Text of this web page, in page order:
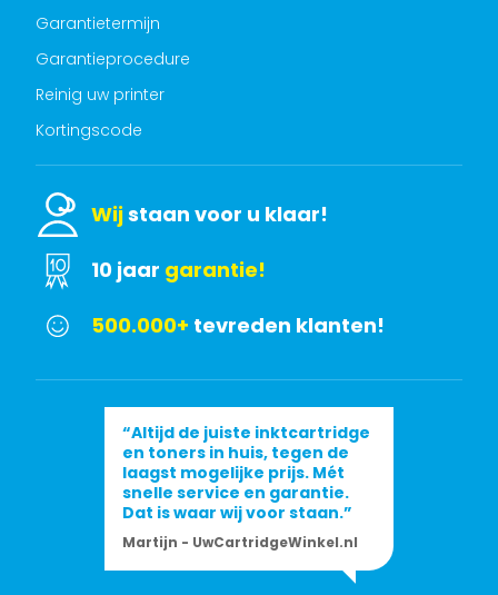
Garantietermijn
Garantieprocedure
Reinig uw printer
Kortingscode
Wijstaan voor u klaar!
10 jaar garantie!
500.000+ tevreden klanten!
“Altijd de juiste inktcartridge
en toners in huis, tegen de
laagst mogelijke prijs. Mét
snelle service en garantie.
Dat is waar wij voor staan.”
Martijn - UwCartridgeWinkel.nl